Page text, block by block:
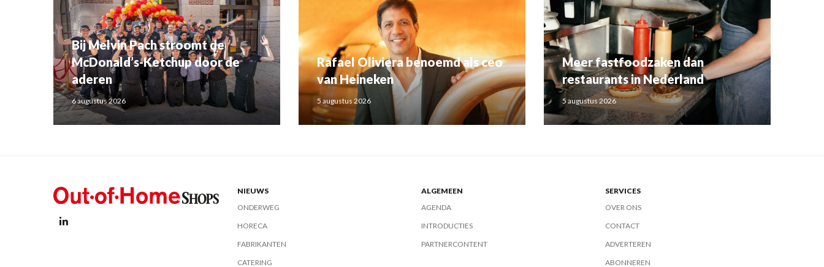
Bij Melvin Pach stroomt de
McDonald’s-Ketchup door de
aderen
6 augustus 2026
Rafael Oliviera benoemd als ceo
van Heineken
5 augustus 2026
Meer fastfoodzaken dan
restaurants in Nederland
5 augustus 2026
NIEUWS
ONDERWEG
HORECA
FABRIKANTEN
CATERING
ALGEMEEN
AGENDA
INTRODUCTIES
PARTNERCONTENT
SERVICES
OVER ONS
CONTACT
ADVERTEREN
ABONNEREN